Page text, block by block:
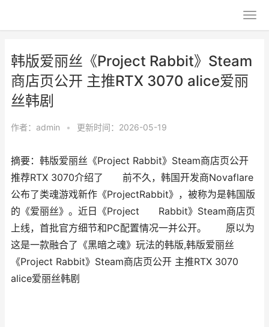
韩版爱丽丝《Project Rabbit》Steam
商店页公开 主推RTX 3070 alice爱丽
丝韩剧
作者： admin • 更新时间：2026-05-19
摘要：韩版爱丽丝《Project Rabbit》Steam商店页公开
推荐RTX 3070介绍了 前不久，韩国开发商Novaflare
公布了类魂游戏新作《ProjectRabbit》，被称为是韩国版
的《爱丽丝》。近日《Project Rabbit》Steam商店页
上线，首批官方细节和PC配置情况一并公开。 原以为
这是一款融合了《黑暗之魂》玩法的韩版,韩版爱丽丝
《Project Rabbit》Steam商店页公开 主推RTX 3070
alice爱丽丝韩剧